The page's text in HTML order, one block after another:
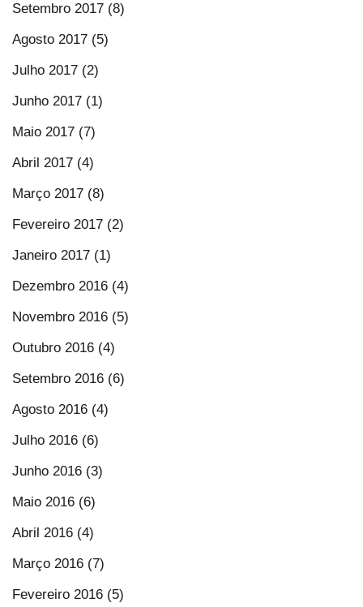
Setembro 2017 (8)
Agosto 2017 (5)
Julho 2017 (2)
Junho 2017 (1)
Maio 2017 (7)
Abril 2017 (4)
Março 2017 (8)
Fevereiro 2017 (2)
Janeiro 2017 (1)
Dezembro 2016 (4)
Novembro 2016 (5)
Outubro 2016 (4)
Setembro 2016 (6)
Agosto 2016 (4)
Julho 2016 (6)
Junho 2016 (3)
Maio 2016 (6)
Abril 2016 (4)
Março 2016 (7)
Fevereiro 2016 (5)